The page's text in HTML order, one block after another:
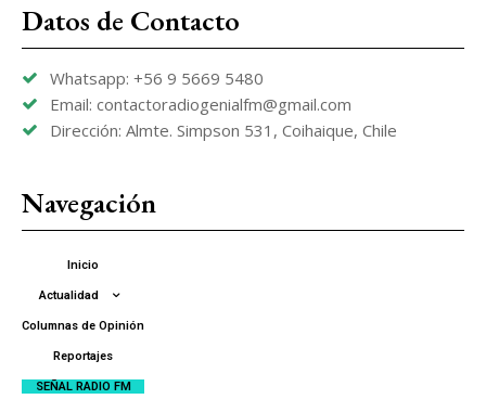
Datos de Contacto
Whatsapp: +56 9 5669 5480
Email: contactoradiogenialfm@gmail.com
Dirección: Almte. Simpson 531, Coihaique, Chile
Navegación
Inicio
Actualidad
Columnas de Opinión
Reportajes
SEÑAL RADIO FM